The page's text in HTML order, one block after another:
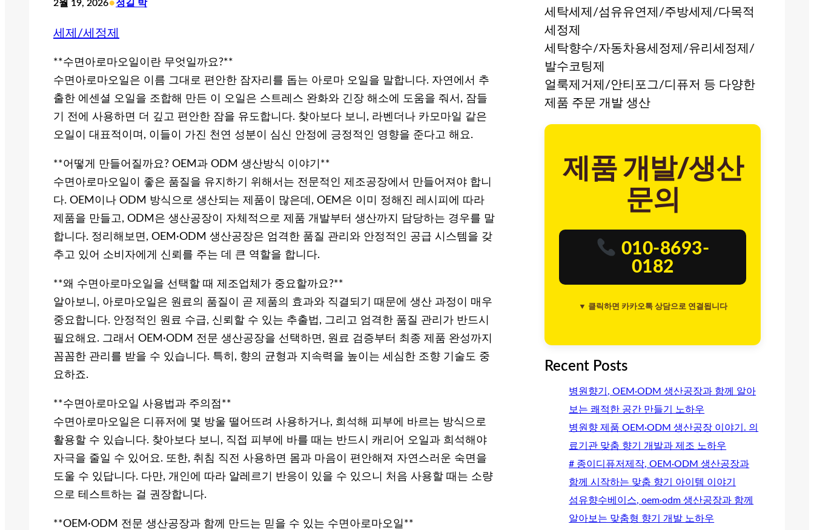
2월 19, 2026•정길 박
세제/세정제
**수면아로마오일이란 무엇일까요?**
수면아로마오일은 이름 그대로 편안한 잠자리를 돕는 아로마 오일을 말합니다. 자연에서 추
출한 에센셜 오일을 조합해 만든 이 오일은 스트레스 완화와 긴장 해소에 도움을 줘서, 잠들
기 전에 사용하면 더 깊고 편안한 잠을 유도합니다. 찾아보다 보니, 라벤더나 카모마일 같은
오일이 대표적이며, 이들이 가진 천연 성분이 심신 안정에 긍정적인 영향을 준다고 해요.
**어떻게 만들어질까요? OEM과 ODM 생산방식 이야기**
수면아로마오일이 좋은 품질을 유지하기 위해서는 전문적인 제조공장에서 만들어져야 합니
다. OEM이나 ODM 방식으로 생산되는 제품이 많은데, OEM은 이미 정해진 레시피에 따라
제품을 만들고, ODM은 생산공장이 자체적으로 제품 개발부터 생산까지 담당하는 경우를 말
합니다. 정리해보면, OEM·ODM 생산공장은 엄격한 품질 관리와 안정적인 공급 시스템을 갖
추고 있어 소비자에게 신뢰를 주는 데 큰 역할을 합니다.
**왜 수면아로마오일을 선택할 때 제조업체가 중요할까요?**
알아보니, 아로마오일은 원료의 품질이 곧 제품의 효과와 직결되기 때문에 생산 과정이 매우
중요합니다. 안정적인 원료 수급, 신뢰할 수 있는 추출법, 그리고 엄격한 품질 관리가 반드시
필요해요. 그래서 OEM·ODM 전문 생산공장을 선택하면, 원료 검증부터 최종 제품 완성까지
꼼꼼한 관리를 받을 수 있습니다. 특히, 향의 균형과 지속력을 높이는 세심한 조향 기술도 중
요하죠.
**수면아로마오일 사용법과 주의점**
수면아로마오일은 디퓨저에 몇 방울 떨어뜨려 사용하거나, 희석해 피부에 바르는 방식으로
활용할 수 있습니다. 찾아보다 보니, 직접 피부에 바를 때는 반드시 캐리어 오일과 희석해야
자극을 줄일 수 있어요. 또한, 취침 직전 사용하면 몸과 마음이 편안해져 자연스러운 숙면을
도울 수 있답니다. 다만, 개인에 따라 알레르기 반응이 있을 수 있으니 처음 사용할 때는 소량
으로 테스트하는 걸 권장합니다.
**OEM·ODM 전문 생산공장과 함께 만드는 믿을 수 있는 수면아로마오일**
세탁세제/섬유유연제/주방세제/다목적
세정제
세탁향수/자동차용세정제/유리세정제/
발수코팅제
얼룩제거제/안티포그/디퓨저 등 다양한
제품 주문 개발 생산
제품 개발/생산
문의
010-8693-
0182
▼ 클릭하면 카카오톡 상담으로 연결됩니다
Recent Posts
병원향기, OEM·ODM 생산공장과 함께 알아
보는 쾌적한 공간 만들기 노하우
병원향 제품 OEM·ODM 생산공장 이야기. 의
료기관 맞춤 향기 개발과 제조 노하우
# 종이디퓨저제작, OEM·ODM 생산공장과
함께 시작하는 맞춤 향기 아이템 이야기
섬유향수베이스, oem·odm 생산공장과 함께
알아보는 맞춤형 향기 개발 노하우